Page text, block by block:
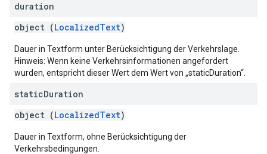
duration
object (LocalizedText)
Dauer in Textform unter Berücksichtigung der Verkehrslage.
Hinweis: Wenn keine Verkehrsinformationen angefordert
wurden, entspricht dieser Wert dem Wert von „staticDuration“.
staticDuration
object (LocalizedText)
Dauer in Textform, ohne Berücksichtigung der
Verkehrsbedingungen.